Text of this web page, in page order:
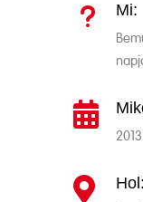
u Mi:

 Hol: